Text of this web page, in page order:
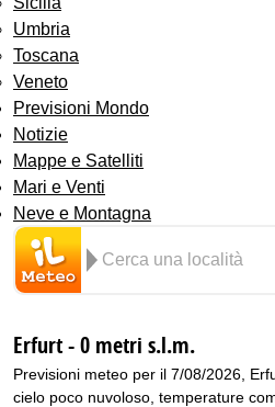
Umbria
Toscana
Veneto
Previsioni Mondo
Notizie
Mappe e Satelliti
Mari e Venti
Neve e Montagna
Erfurt - 0 metri s.l.m.
Previsioni meteo per il 7/08/2026,
cielo poco nuvoloso, temperature